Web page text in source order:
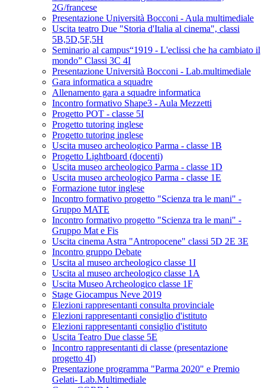
2G/francese
Presentazione Università Bocconi - Aula multimediale
Uscita teatro Due "Storia d'Italia al cinema", classi
5B,5D,5F,5H
Seminario al campus“1919 - L'eclissi che ha cambiato il
mondo” Classi 3C 4I
Presentazione Università Bocconi - Lab.multimediale
Gara informatica a squadre
Allenamento gara a squadre informatica
Incontro formativo Shape3 - Aula Mezzetti
Progetto POT - classe 5I
Progetto tutoring inglese
Progetto tutoring inglese
Uscita museo archeologico Parma - classe 1B
Progetto Lightboard (docenti)
Uscita museo archeologico Parma - classe 1D
Uscita museo archeologico Parma - classe 1E
Formazione tutor inglese
Incontro formativo progetto "Scienza tra le mani" -
Gruppo MATE
Incontro formativo progetto "Scienza tra le mani" -
Gruppo Mat e Fis
Uscita cinema Astra "Antropocene" classi 5D 2E 3E
Incontro gruppo Debate
Uscita al museo archeologico classe 1I
Uscita al museo archeologico classe 1A
Uscita Museo Archeologico classe 1F
Stage Giocampus Neve 2019
Elezioni rappresentanti consulta provinciale
Elezioni rappresentanti consiglio d'istituto
Elezioni rappresentanti consiglio d'istituto
Uscita Teatro Due classe 5E
Incontro rappresentanti di classe (presentazione
progetto 4I)
Presentazione programma "Parma 2020" e Premio
Gelati- Lab.Multimediale